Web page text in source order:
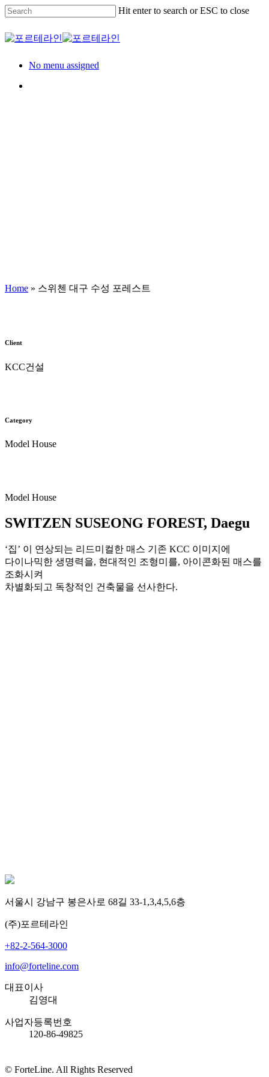
Skip
to
main
content
Hit enter to search or ESC to close
Close
Menu
No menu assigned
Home » 스위첸 대구 수성 포레스트
Client
KCC건설
Category
Model House
Model House
SWITZEN SUSEONG FOREST, Daegu
‘집’ 이 연상되는 리드미컬한 매스 기존 KCC 이미지에
다이나믹한 생명력을, 현대적인 조형미를, 아이콘화된 매스를
조화시켜
차별화되고 독창적인 건축물을 선사한다.
서울시 강남구 봉은사로 68길 33-1,3,4,5,6층
(주)포르테라인
+82-2-564-3000
info@forteline.com
대표이사
김영대
사업자등록번호
120-86-49825
© ForteLine. All Rights Reserved